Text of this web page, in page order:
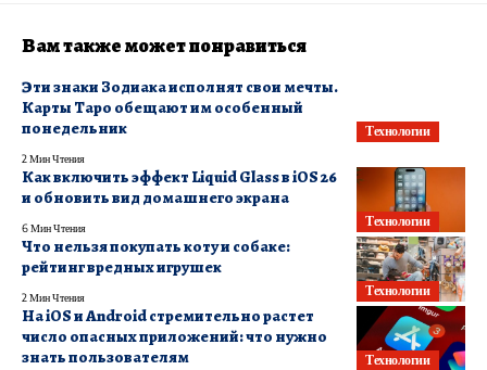
Вам также может понравиться
Технологии
Эти знаки Зодиака исполнят свои мечты.
Карты Таро обещают им особенный
понедельник
2 Мин Чтения
Технологии
Как включить эффект Liquid Glass в iOS 26
и обновить вид домашнего экрана
6 Мин Чтения
Технологии
Что нельзя покупать коту и собаке:
рейтинг вредных игрушек
2 Мин Чтения
Технологии
На iOS и Android стремительно растет
число опасных приложений: что нужно
знать пользователям